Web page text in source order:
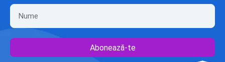
Abonează-te